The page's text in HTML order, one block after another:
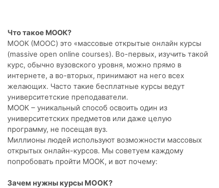
Что такое МООК?
МООК (MOOC) это «массовые открытые онлайн курсы
(massive open online courses). Во-первых, изучить такой
курс, обычно вузовского уровня, можно прямо в
интернете, а во-вторых, принимают на него всех
желающих. Часто такие бесплатные курсы ведут
университетские преподаватели.
МООК – уникальный способ освоить один из
университетских предметов или даже целую
программу, не посещая вуз.
Миллионы людей используют возможности массовых
открытых онлайн-курсов. Мы советуем каждому
попробовать пройти МООК, и вот почему:
Зачем нужны курсы МООК?